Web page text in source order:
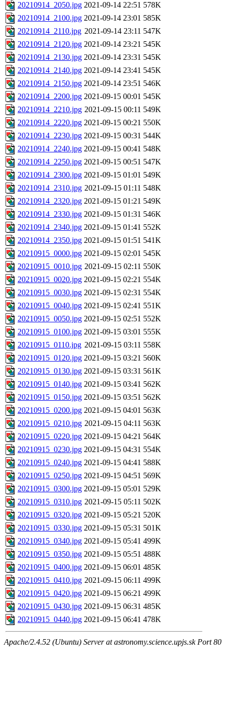
20210914_2050.jpg 2021-09-14 22:51 578K
20210914_2100.jpg 2021-09-14 23:01 585K
20210914_2110.jpg 2021-09-14 23:11 547K
20210914_2120.jpg 2021-09-14 23:21 545K
20210914_2130.jpg 2021-09-14 23:31 545K
20210914_2140.jpg 2021-09-14 23:41 545K
20210914_2150.jpg 2021-09-14 23:51 546K
20210914_2200.jpg 2021-09-15 00:01 545K
20210914_2210.jpg 2021-09-15 00:11 549K
20210914_2220.jpg 2021-09-15 00:21 550K
20210914_2230.jpg 2021-09-15 00:31 544K
20210914_2240.jpg 2021-09-15 00:41 548K
20210914_2250.jpg 2021-09-15 00:51 547K
20210914_2300.jpg 2021-09-15 01:01 549K
20210914_2310.jpg 2021-09-15 01:11 548K
20210914_2320.jpg 2021-09-15 01:21 549K
20210914_2330.jpg 2021-09-15 01:31 546K
20210914_2340.jpg 2021-09-15 01:41 552K
20210914_2350.jpg 2021-09-15 01:51 541K
20210915_0000.jpg 2021-09-15 02:01 545K
20210915_0010.jpg 2021-09-15 02:11 550K
20210915_0020.jpg 2021-09-15 02:21 554K
20210915_0030.jpg 2021-09-15 02:31 554K
20210915_0040.jpg 2021-09-15 02:41 551K
20210915_0050.jpg 2021-09-15 02:51 552K
20210915_0100.jpg 2021-09-15 03:01 555K
20210915_0110.jpg 2021-09-15 03:11 558K
20210915_0120.jpg 2021-09-15 03:21 560K
20210915_0130.jpg 2021-09-15 03:31 561K
20210915_0140.jpg 2021-09-15 03:41 562K
20210915_0150.jpg 2021-09-15 03:51 562K
20210915_0200.jpg 2021-09-15 04:01 563K
20210915_0210.jpg 2021-09-15 04:11 563K
20210915_0220.jpg 2021-09-15 04:21 564K
20210915_0230.jpg 2021-09-15 04:31 554K
20210915_0240.jpg 2021-09-15 04:41 588K
20210915_0250.jpg 2021-09-15 04:51 569K
20210915_0300.jpg 2021-09-15 05:01 529K
20210915_0310.jpg 2021-09-15 05:11 502K
20210915_0320.jpg 2021-09-15 05:21 520K
20210915_0330.jpg 2021-09-15 05:31 501K
20210915_0340.jpg 2021-09-15 05:41 499K
20210915_0350.jpg 2021-09-15 05:51 488K
20210915_0400.jpg 2021-09-15 06:01 485K
20210915_0410.jpg 2021-09-15 06:11 499K
20210915_0420.jpg 2021-09-15 06:21 499K
20210915_0430.jpg 2021-09-15 06:31 485K
20210915_0440.jpg 2021-09-15 06:41 478K
Apache/2.4.52 (Ubuntu) Server at astronomy.science.upjs.sk Port 80